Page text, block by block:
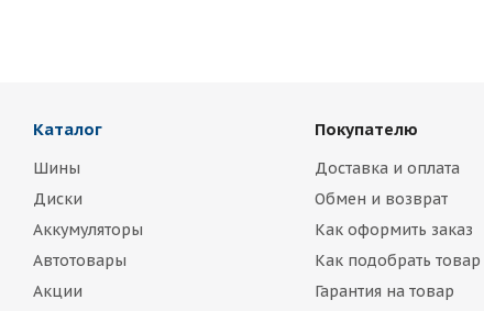
Каталог
Шины
Диски
Аккумуляторы
Автотовары
Акции
Покупателю
Доставка и оплата
Обмен и возврат
Как оформить заказ
Как подобрать товар
Гарантия на товар